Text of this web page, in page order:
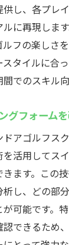
し、各プレ
に再現しま
フの楽しさ
スタイルに合
でのスキル
グフォーム
アゴルフス
活用してス
ます。この
析し、どの部
可能です。
できるため